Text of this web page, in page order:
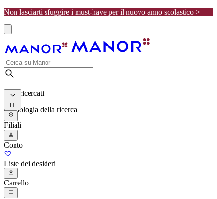
Non lasciarti sfuggire i must-have per il nuovo anno scolastico >
I più ricercati
Cronologia della ricerca
IT
Filiali
Conto
Liste dei desideri
Carrello